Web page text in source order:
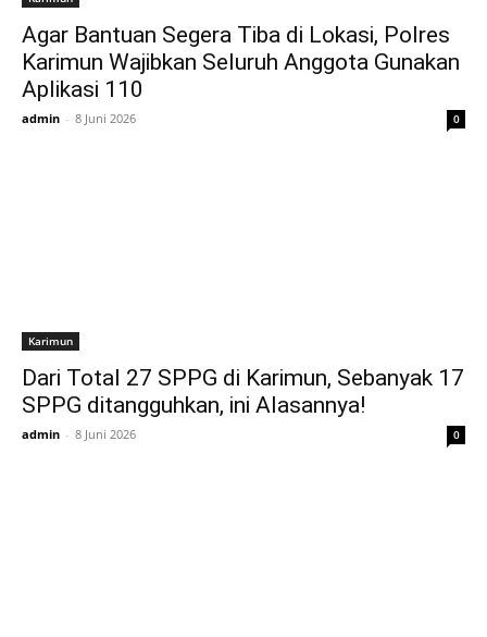
Agar Bantuan Segera Tiba di Lokasi, Polres
Karimun Wajibkan Seluruh Anggota Gunakan
Aplikasi 110
admin - 8 Juni 2026 0
Karimun
Dari Total 27 SPPG di Karimun, Sebanyak 17
SPPG ditangguhkan, ini Alasannya!
admin - 8 Juni 2026 0